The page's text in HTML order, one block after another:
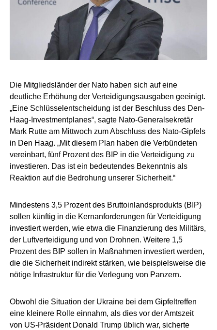
Die Mitgliedsländer der Nato haben sich auf eine
deutliche Erhöhung der Verteidigungsausgaben geeinigt.
„Eine Schlüsselentscheidung ist der Beschluss des Den-
Haag-Investmentplanes“, sagte Nato-Generalsekretär
Mark Rutte am Mittwoch zum Abschluss des Nato-Gipfels
in Den Haag. „Mit diesem Plan haben die Verbündeten
vereinbart, fünf Prozent des BIP in die Verteidigung zu
investieren. Das ist ein bedeutendes Bekenntnis als
Reaktion auf die Bedrohung unserer Sicherheit.“
Mindestens 3,5 Prozent des Bruttoinlandsprodukts (BIP)
sollen künftig in die Kernanforderungen für Verteidigung
investiert werden, wie etwa die Finanzierung des Militärs,
der Luftverteidigung und von Drohnen. Weitere 1,5
Prozent des BIP sollen in Maßnahmen investiert werden,
die die Sicherheit indirekt stärken, wie beispielsweise die
nötige Infrastruktur für die Verlegung von Panzern.
Obwohl die Situation der Ukraine bei dem Gipfeltreffen
eine kleinere Rolle einnahm, als dies vor der Amtszeit
von US-Präsident Donald Trump üblich war, sicherte